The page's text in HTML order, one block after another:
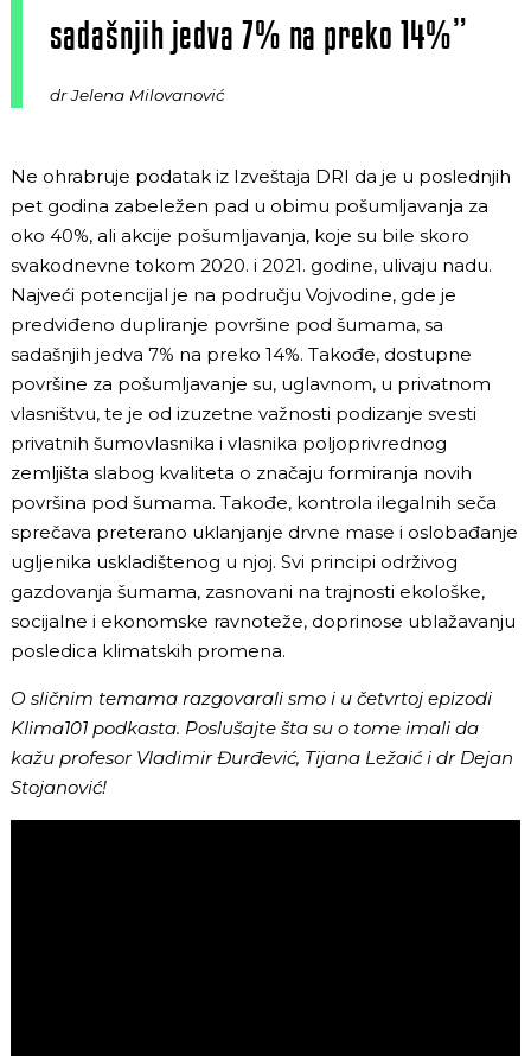
sadašnjih jedva 7% na preko 14%”
dr Jelena Milovanović
Ne ohrabruje podatak iz Izveštaja DRI da je u poslednjih
pet godina zabeležen pad u obimu pošumljavanja za
oko 40%, ali akcije pošumljavanja, koje su bile skoro
svakodnevne tokom 2020. i 2021. godine, ulivaju nadu.
Najveći potencijal je na području Vojvodine, gde je
predviđeno dupliranje površine pod šumama, sa
sadašnjih jedva 7% na preko 14%. Takođe, dostupne
površine za pošumljavanje su, uglavnom, u privatnom
vlasništvu, te je od izuzetne važnosti podizanje svesti
privatnih šumovlasnika i vlasnika poljoprivrednog
zemljišta slabog kvaliteta o značaju formiranja novih
površina pod šumama. Takođe, kontrola ilegalnih seča
sprečava preterano uklanjanje drvne mase i oslobađanje
ugljenika uskladištenog u njoj. Svi principi održivog
gazdovanja šumama, zasnovani na trajnosti ekološke,
socijalne i ekonomske ravnoteže, doprinose ublažavanju
posledica klimatskih promena.
O sličnim temama razgovarali smo i u četvrtoj epizodi
Klima101 podkasta. Poslušajte šta su o tome imali da
kažu profesor Vladimir Đurđević, Tijana Ležaić i dr Dejan
Stojanović!